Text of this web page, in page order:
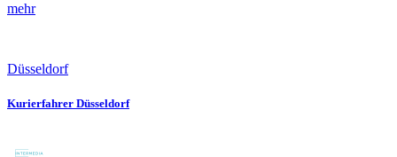
mehr
Düsseldorf
Kurierfahrer Düsseldorf